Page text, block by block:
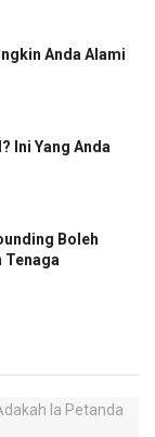
Anda Alami
Ini Yang Anda
Boleh
Tenaga